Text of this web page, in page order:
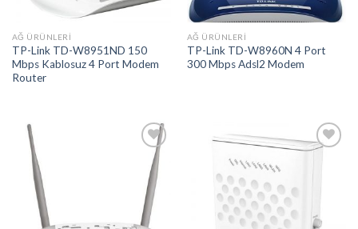
AĞ ÜRÜNLERI
TP-Link TD-W8951ND 150
Mbps Kablosuz 4 Port Modem
Router
AĞ ÜRÜNLERI
TP-Link TD-W8960N 4 Port
300 Mbps Adsl2 Modem
Add to
wishlist